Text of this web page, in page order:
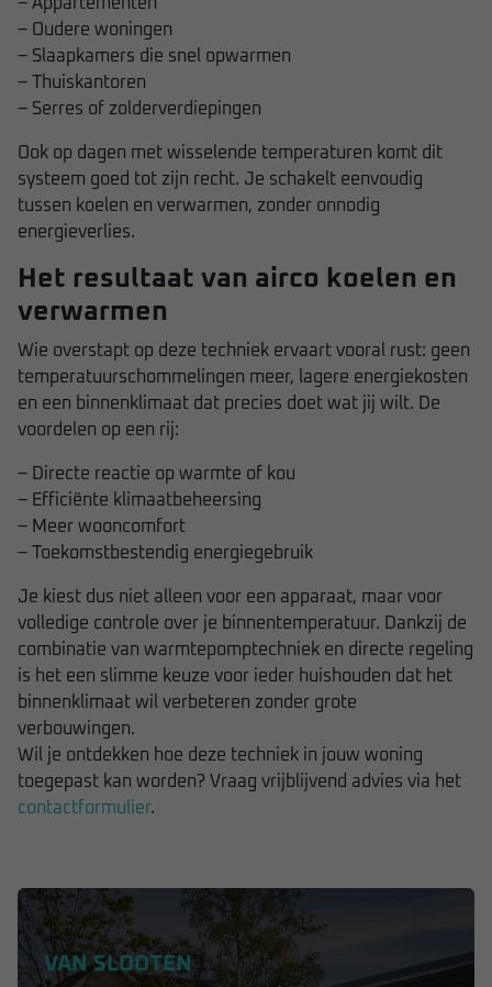
– Oudere woningen
– Slaapkamers die snel opwarmen
– Thuiskantoren
– Serres of zolderverdiepingen
Ook op dagen met wisselende temperaturen komt dit
systeem goed tot zijn recht. Je schakelt eenvoudig
tussen koelen en verwarmen, zonder onnodig
energieverlies.
Het resultaat van airco koelen en
verwarmen
Wie overstapt op deze techniek ervaart vooral rust: geen
temperatuurschommelingen meer, lagere energiekosten
en een binnenklimaat dat precies doet wat jij wilt. De
voordelen op een rij:
– Directe reactie op warmte of kou
– Efficiënte klimaatbeheersing
– Meer wooncomfort
– Toekomstbestendig energiegebruik
Je kiest dus niet alleen voor een apparaat, maar voor
volledige controle over je binnentemperatuur. Dankzij de
combinatie van warmtepomptechniek en directe regeling
is het een slimme keuze voor ieder huishouden dat het
binnenklimaat wil verbeteren zonder grote
verbouwingen.
Wil je ontdekken hoe deze techniek in jouw woning
toegepast kan worden? Vraag vrijblijvend advies via het
contactformulier.
VAN SLOOTEN